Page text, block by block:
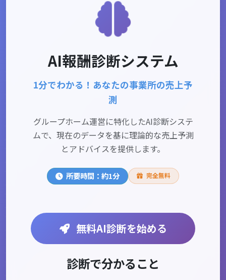
AI報酬診断システム
1分でわかる！あなたの事業所の売上予
測
グループホーム運営に特化したAI診断システ
ムで、現在のデータを基に理論的な売上予測
とアドバイスを提供します。
所要時間：約1分 完全無料
無料AI診断を始める
診断で分かること